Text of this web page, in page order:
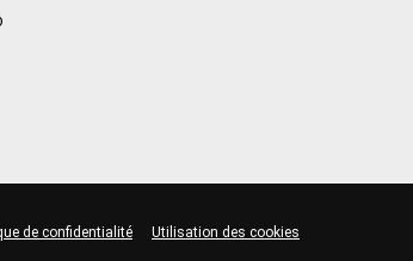
de confidentialité Utilisation des cookies